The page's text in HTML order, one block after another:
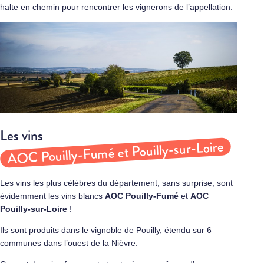
halte en chemin pour rencontrer les vignerons de l’appellation.
Les vins
AOC Pouilly-Fumé et Pouilly-sur-Loire
Les vins les plus célèbres du département, sans surprise, sont
évidemment les vins blancs AOC Pouilly-Fumé et AOC
Pouilly-sur-Loire !
Ils sont produits dans le vignoble de Pouilly, étendu sur 6
communes dans l’ouest de la Nièvre.